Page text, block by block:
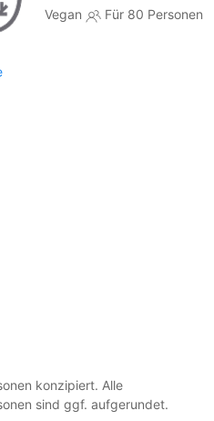
Vegan Für 80 Personen
konzipiert. Alle
sind ggf. aufgerundet.